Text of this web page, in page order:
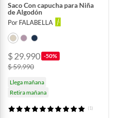
Saco Con capucha para Niña
de Algodón
Por FALABELLA
$ 29.990 -50%
$ 59.990
Llega mañana
Retira mañana
(1)